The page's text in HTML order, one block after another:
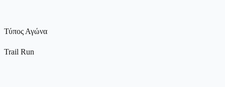
Τύπος Αγώνα
Trail Run